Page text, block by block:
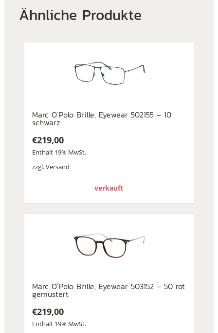
Ähnliche Produkte
Marc O´Polo Brille, Eyewear 502155 – 10
schwarz
€219,00
Enthält 19% MwSt.
zzgl.Versand
verkauft
Marc O´Polo Brille, Eyewear 503152 – 50 rot
gemustert
€219,00
Enthält 19% MwSt.